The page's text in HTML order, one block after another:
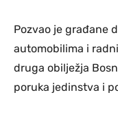
Pozvao je građane
automobilima i
druga obilježja
poruka jedinstva i